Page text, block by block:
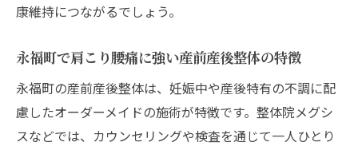
康維持につながるでしょう。
永福町で肩こり腰痛に強い産前産後整体の特徴
永福町の産前産後整体は、妊娠中や産後特有の不調に配
慮したオーダーメイドの施術が特徴です。整体院メグシ
スなどでは、カウンセリングや検査を通じて一人ひとり